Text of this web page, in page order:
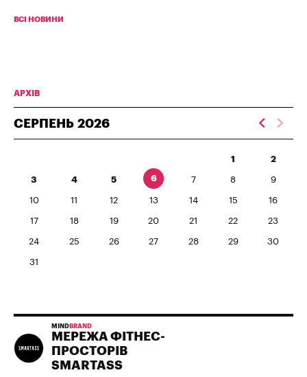
ВСІ НОВИНИ
АРХІВ
СЕРПЕНЬ 2026
1 2
3 4 5 6 7 8 9
10 11 12 13 14 15 16
17 18 19 20 21 22 23
24 25 26 27 28 29 30
31
MIND BRAND
МЕРЕЖА ФІТНЕС-
ПРОСТОРІВ
SMARTASS